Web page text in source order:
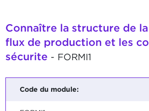
Connaître la structure de
flux de production et les
sécurite - FORMI1
Code du module: